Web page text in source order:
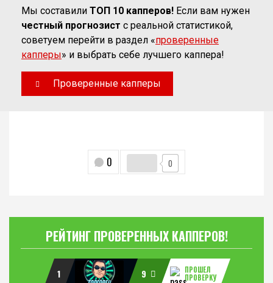
Мы составили ТОП 10 капперов! Если вам нужен
честный прогнозист с реальной статистикой,
советуем перейти в раздел «проверенные
капперы» и выбрать себе лучшего каппера!
Проверенные капперы
0 0
РЕЙТИНГ ПРОВЕРЕННЫХ КАППЕРОВ!
1 9
ПРОШЕЛ
ПРОВЕРКУ